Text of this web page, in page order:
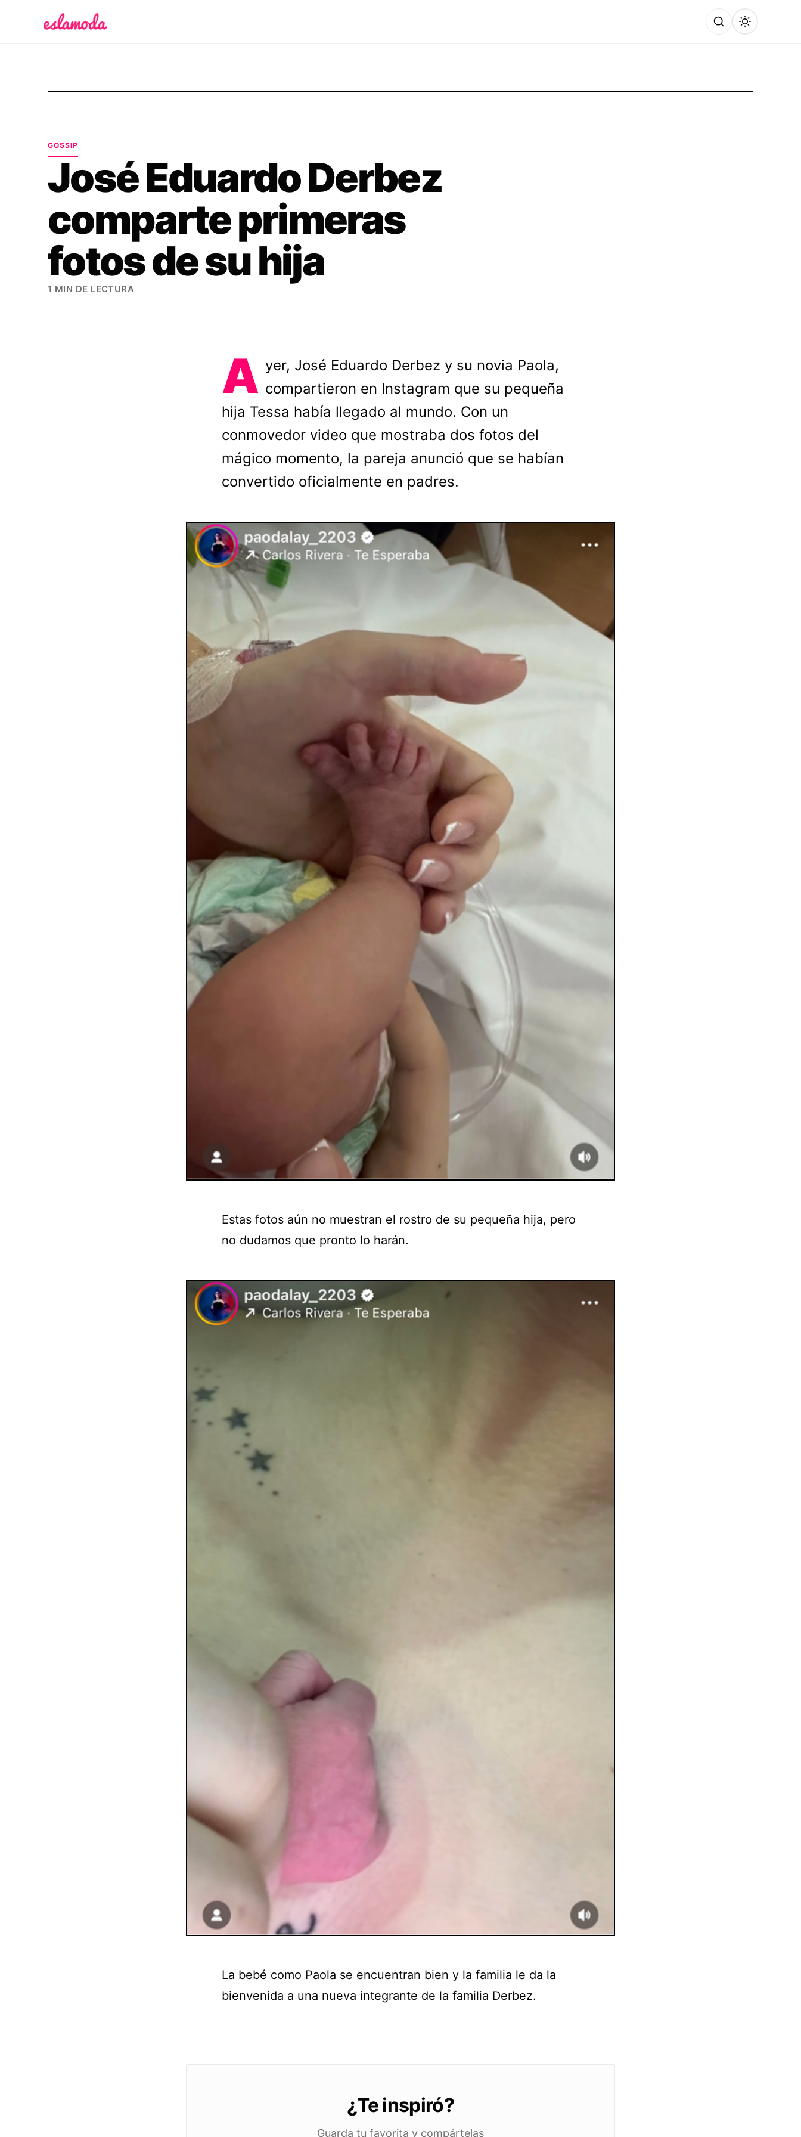
GOSSIP
José Eduardo Derbez
comparte primeras
fotos de su hija
1 MIN DE LECTURA
A yer, José Eduardo Derbez y su novia Paola,
compartieron en Instagram que su pequeña
hija Tessa había llegado al mundo. Con un
conmovedor video que mostraba dos fotos del
mágico momento, la pareja anunció que se habían
convertido oficialmente en padres.
Estas fotos aún no muestran el rostro de su pequeña hija, pero
no dudamos que pronto lo harán.
La bebé como Paola se encuentran bien y la familia le da la
bienvenida a una nueva integrante de la familia Derbez.
¿Te inspiró?
Guarda tu favorita y compártelas